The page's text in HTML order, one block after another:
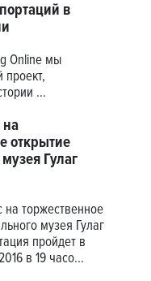
в
Online мы
проект,
...
открытие
Гулаг
торжественное
музея Гулаг
пройдет в
в 19 часо...